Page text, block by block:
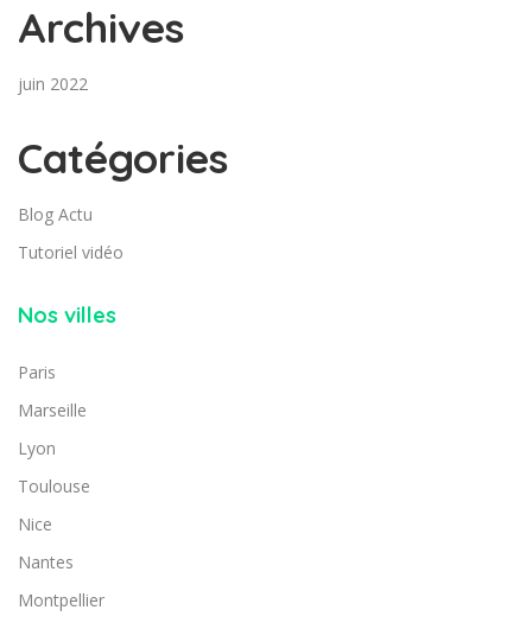
Archives
juin 2022
Catégories
Blog Actu
Tutoriel vidéo
Nos villes
Paris
Marseille
Lyon
Toulouse
Nice
Nantes
Montpellier